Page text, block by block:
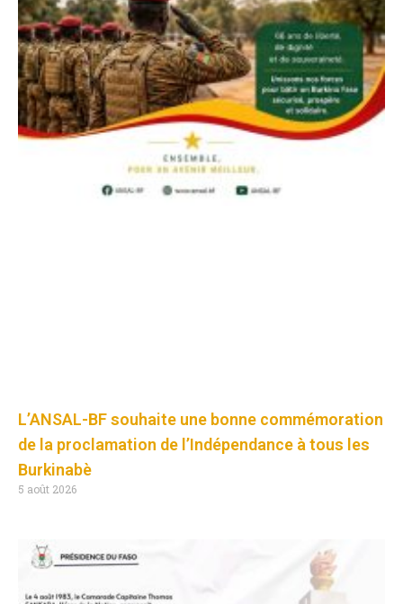
L’ANSAL-BF souhaite une bonne commémoration
de la proclamation de l’Indépendance à tous les
Burkinabè
5 août 2026